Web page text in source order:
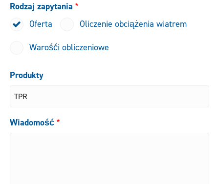
Rodzaj zapytania
Oferta
Oliczenie obciążenia wiatrem
Warośći obliczeniowe
Produkty
Wiadomość